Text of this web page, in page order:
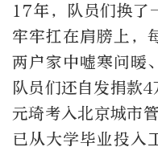
17年，队员们换了
牢牢扛在肩膀上，
两户家中嘘寒问暖
队员们还自发捐款
元琦考入北京城市
已从大学毕业投入